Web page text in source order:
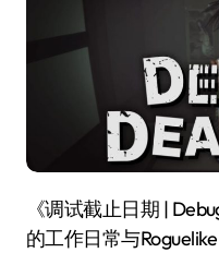
《调试截止日期 | Debug Deadline》是一款将程序员
的工作日常与